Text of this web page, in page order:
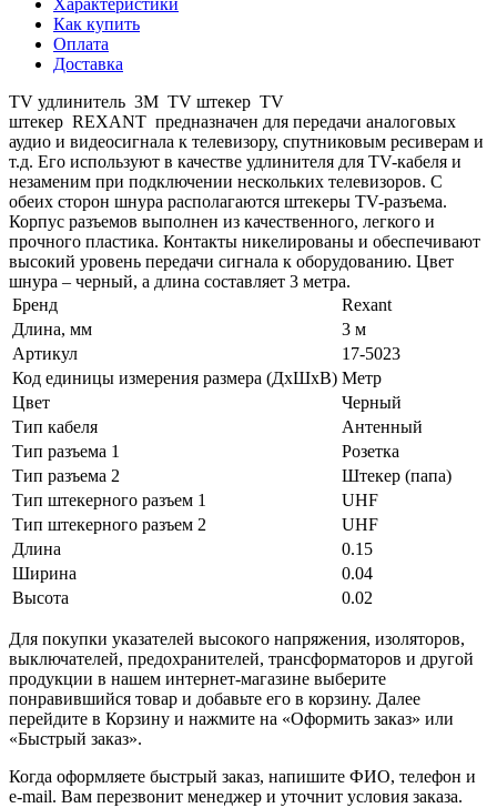
Как купить
Оплата
Доставка
TV удлинитель 3М TV штекер TV
штекер REXANT предназначен для передачи аналоговых
аудио и видеосигнала к телевизору, спутниковым ресиверам и
т.д. Его используют в качестве удлинителя для TV-кабеля и
незаменим при подключении нескольких телевизоров. C
обеих сторон шнура располагаются штекеры TV-разъема.
Корпус разъемов выполнен из качественного, легкого и
прочного пластика. Контакты никелированы и обеспечивают
высокий уровень передачи сигнала к оборудованию. Цвет
шнура – черный, а длина составляет 3 метра.
Бренд
Rexant
Длина, мм
3 м
Артикул
17-5023
Код единицы измерения размера (ДхШхВ) Метр
Цвет
Черный
Тип кабеля
Антенный
Тип разъема 1
Розетка
Тип разъема 2
Штекер (папа)
Тип штекерного разъем 1
UHF
Тип штекерного разъем 2
UHF
Длина
0.15
Ширина
0.04
Высота
0.02
Для покупки указателей высокого напряжения, изоляторов,
выключателей, предохранителей, трансформаторов и другой
продукции в нашем интернет-магазине выберите
понравившийся товар и добавьте его в корзину. Далее
перейдите в Корзину и нажмите на «Оформить заказ» или
«Быстрый заказ».
Когда оформляете быстрый заказ, напишите ФИО, телефон и
e-mail. Вам перезвонит менеджер и уточнит условия заказа.